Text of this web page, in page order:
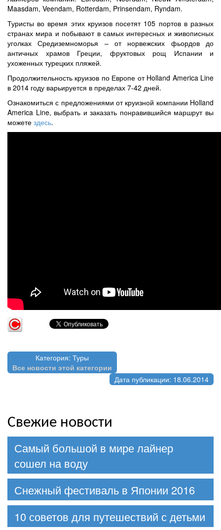
Maasdam, Veendam, Rotterdam, Prinsendam, Ryndam.
Туристы во время этих круизов посетят 105 портов в разных
странах мира и побывают в самых интересных и живописных
уголках Средиземноморья – от норвежских фьордов до
античных храмов Греции, фруктовых рощ Испании и
ухоженных турецких пляжей.
Продолжительность круизов по Европе от Holland America Line
в 2014 году варьируется в пределах 7-42 дней.
Ознакомиться с предложениями от круизной компании Holland
America Line, выбрать и заказать понравившийся маршрут вы
можете здесь.
Категория: Туры
Все новости этой категории
Дата публикации: 18.06.2014
Свежие новости
Самый большой в мире лайнер
сошел на воду
Снежный фестиваль в Японии 2016
10 советов для путешествий с детьми